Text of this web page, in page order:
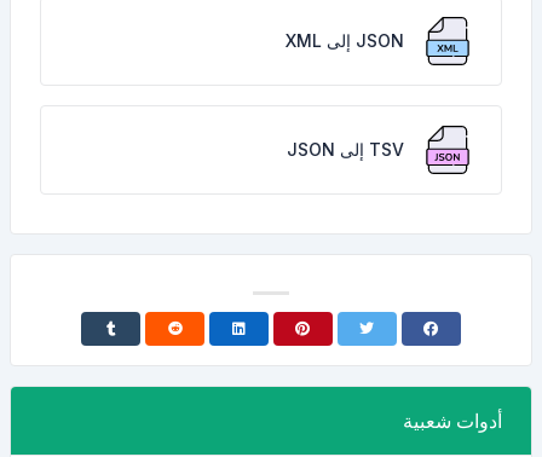
JSON إلى XML
TSV إلى JSON
أدوات شعبية